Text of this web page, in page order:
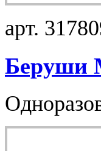
арт.
Беруши